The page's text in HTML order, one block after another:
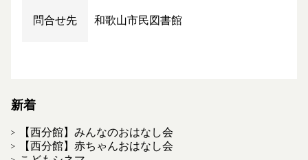
問合せ先 和歌山市民図書館
新着
【西分館】みんなのおはなし会
【西分館】赤ちゃんおはなし会